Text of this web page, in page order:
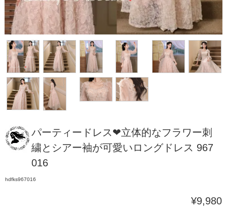
パーティードレス❤立体的なフラワー刺
繍とシアー袖が可愛いロングドレス 967
016
hdfks967016
¥9,980